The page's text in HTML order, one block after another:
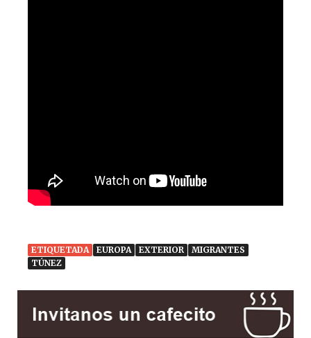
ETIQUETADA EUROPA EXTERIOR
MIGRANTES
TÚNEZ